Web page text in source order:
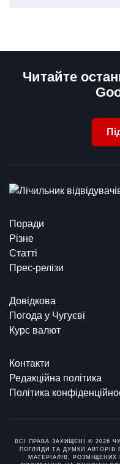
Читайте
Поради
Різне
Статті
Прес-релізи
Довідкова
Погода у Чугуєві
Курс валют
Контакти
Редакційна політика
Політика
ВСІ ПРАВА ЗАХИЩЕНІ © 2026
ПОГЛЯДИ ТА ДУМКИ АВТОРІВ
МАТЕРІАЛІВ,